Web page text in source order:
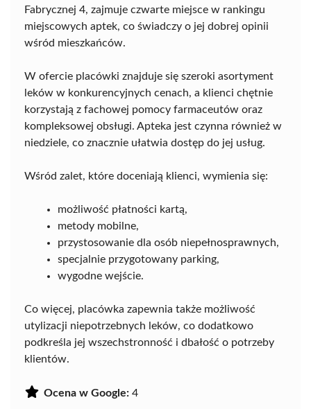
Fabrycznej 4, zajmuje czwarte miejsce w rankingu
miejscowych aptek, co świadczy o jej dobrej opinii
wśród mieszkańców.
W ofercie placówki znajduje się szeroki asortyment
leków w konkurencyjnych cenach, a klienci chętnie
korzystają z fachowej pomocy farmaceutów oraz
kompleksowej obsługi. Apteka jest czynna również w
niedziele, co znacznie ułatwia dostęp do jej usług.
Wśród zalet, które doceniają klienci, wymienia się:
możliwość płatności kartą,
metody mobilne,
przystosowanie dla osób niepełnosprawnych,
specjalnie przygotowany parking,
wygodne wejście.
Co więcej, placówka zapewnia także możliwość
utylizacji niepotrzebnych leków, co dodatkowo
podkreśla jej wszechstronność i dbałość o potrzeby
klientów.
Ocena w Google: 4